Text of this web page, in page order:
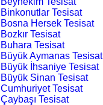
Binkonutlar Tesisat
Bosna Hersek Tesisat
Bozkır Tesisat
Buhara Tesisat
Büyük Aymanas Tesisat
Büyük İhsaniye Tesisat
Büyük Sinan Tesisat
Cumhuriyet Tesisat
Çaybaşı Tesisat